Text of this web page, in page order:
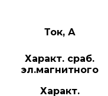
Ток, А
Характ. сраб.
эл.магнитного
Характ.